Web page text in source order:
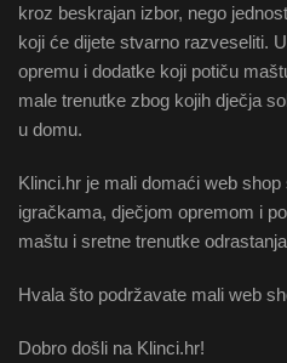
kroz beskrajan izbor, nego
koji će dijete stvarno razveseliti.
opremu i dodatke koji potiču
male trenutke zbog kojih dječja
u domu.
Klinci.hr je mali domaći web
igračkama, dječjom opremom i
maštu i sretne trenutke
Hvala što podržavate mali web
Dobro došli na Klinci.hr!